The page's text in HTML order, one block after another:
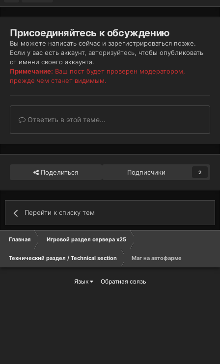
Присоединяйтесь к обсуждению
Вы можете написать сейчас и зарегистрироваться позже.
Если у вас есть аккаунт, авторизуйтесь, чтобы опубликовать
от имени своего аккаунта.
Примечание: Ваш пост будет проверен модератором,
прежде чем станет видимым.
Ответить в этой теме...
Поделиться Подписчики 2
Перейти к списку тем
Главная Игровой раздел сервера х25
Технический раздел / Technical section Маг на автофарме
Язык Обратная связь